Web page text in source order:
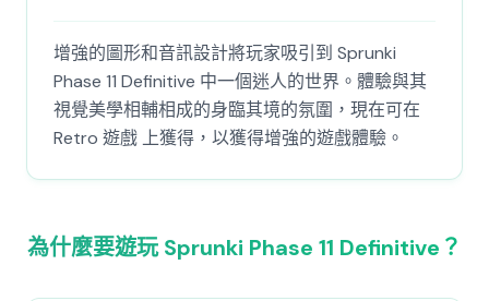
增強的圖形和音訊設計將玩家吸引到 Sprunki
Phase 11 Definitive 中一個迷人的世界。體驗與其
視覺美學相輔相成的身臨其境的氛圍，現在可在
Retro 遊戲 上獲得，以獲得增強的遊戲體驗。
為什麼要遊玩 Sprunki Phase 11 Definitive？